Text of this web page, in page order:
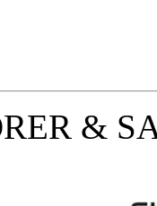
&